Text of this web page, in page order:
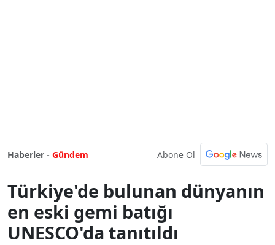
Haberler - Gündem Abone Ol
Türkiye'de bulunan dünyanın
en eski gemi batığı
UNESCO'da tanıtıldı